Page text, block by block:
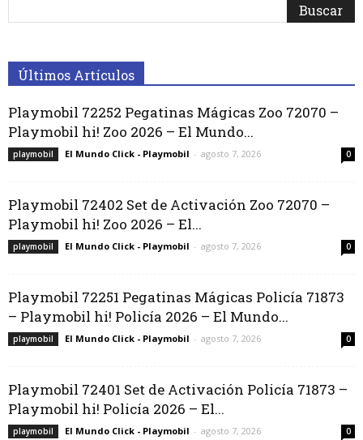
Últimos Artículos
Playmobil 72252 Pegatinas Mágicas Zoo 72070 –
Playmobil hi! Zoo 2026 – El Mundo...
playmobil El Mundo Click - Playmobil - agosto 7, 2026 0
Playmobil 72402 Set de Activación Zoo 72070 –
Playmobil hi! Zoo 2026 – El...
playmobil El Mundo Click - Playmobil - agosto 7, 2026 0
Playmobil 72251 Pegatinas Mágicas Policía 71873
– Playmobil hi! Policía 2026 – El Mundo...
playmobil El Mundo Click - Playmobil - agosto 7, 2026 0
Playmobil 72401 Set de Activación Policía 71873 –
Playmobil hi! Policía 2026 – El...
playmobil El Mundo Click - Playmobil - agosto 7, 2026 0